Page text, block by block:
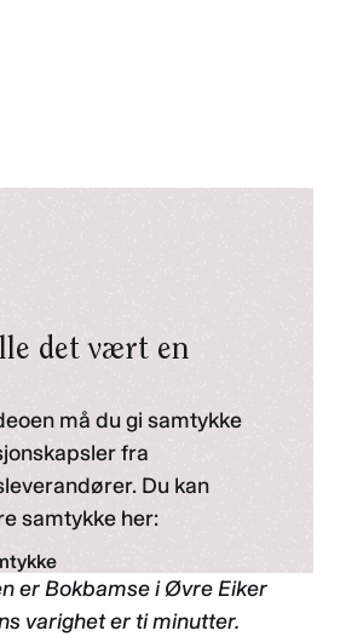
det vært en
må du gi samtykke
fra
Du kan
samtykke her:
er Bokbamse i Øvre Eiker
varighet er ti minutter.